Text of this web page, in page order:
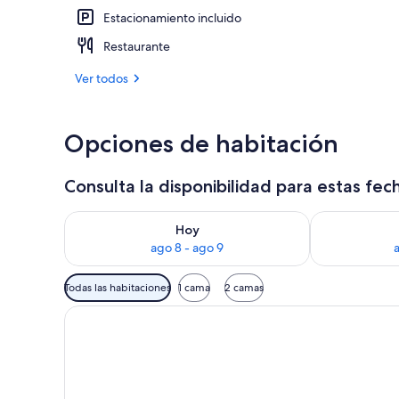
Estacionamiento incluido
Restaurante
Ver todos
Opciones de habitación
Consulta la disponibilidad para estas
Hoy
ago 8 - ago 9
Consulta la disponibilidad para hoy ago 8 - ago 9
Consulta la
Filtros
disponibles
para
Todas las habitaciones 1 cama 2 camas